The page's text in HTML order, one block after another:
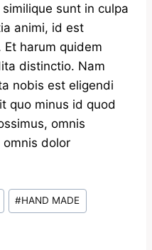
sunt in culpa
animi, id est
harum quidem
distinctio. Nam
nobis est eligendi
quo minus id quod
omnis
dolor
#HAND MADE